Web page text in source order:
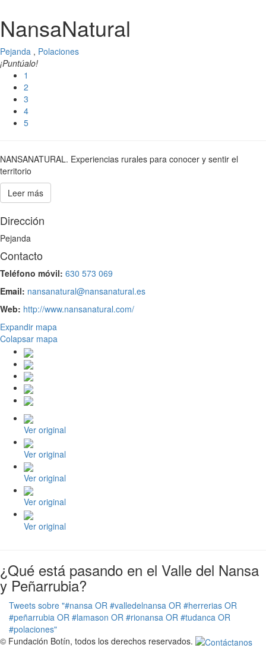
NansaNatural
Pejanda , Polaciones
¡Puntúalo!
1
2
3
4
5
NANSANATURAL. Experiencias rurales para conocer y sentir el
territorio
Leer más
Dirección
Pejanda
Contacto
Teléfono móvil: 630 573 069
Email: nansanatural@nansanatural.es
Web: http://www.nansanatural.com/
Expandir mapa
Colapsar mapa
Ver original
Ver original
Ver original
Ver original
Ver original
¿Qué está pasando en el Valle del Nansa
y Peñarrubia?
Tweets sobre "#nansa OR #valledelnansa OR #herrerias OR
#peñarrubia OR #lamason OR #rionansa OR #tudanca OR
#polaciones"
© Fundación Botín, todos los derechos reservados.